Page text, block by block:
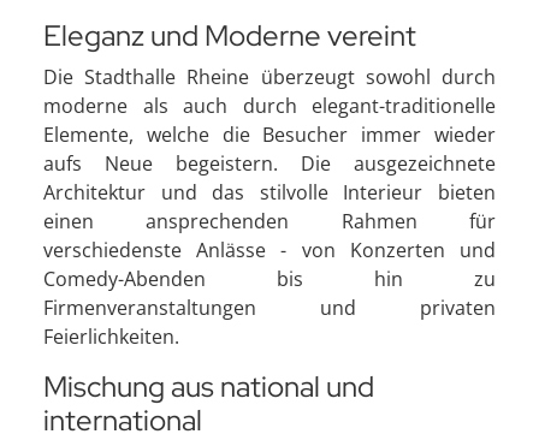
Eleganz und Moderne vereint
Die Stadthalle Rheine überzeugt sowohl durch
moderne als auch durch elegant-traditionelle
Elemente, welche die Besucher immer wieder
aufs Neue begeistern. Die ausgezeichnete
Architektur und das stilvolle Interieur bieten
einen ansprechenden Rahmen für
verschiedenste Anlässe - von Konzerten und
Comedy-Abenden bis hin zu
Firmenveranstaltungen und privaten
Feierlichkeiten.
Mischung aus national und
international